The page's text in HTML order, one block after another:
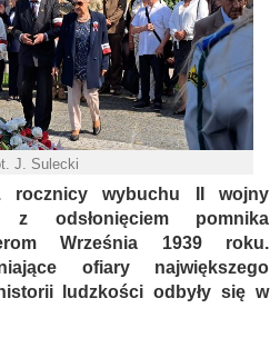
J. Sulecki
rocznicy wybuchu II wojny
z odsłonięciem pomnika
Września 1939 roku.
ofiary największego
ludzkości odbyły się w